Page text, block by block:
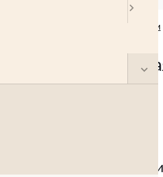
Статьи
блоков
Содержание